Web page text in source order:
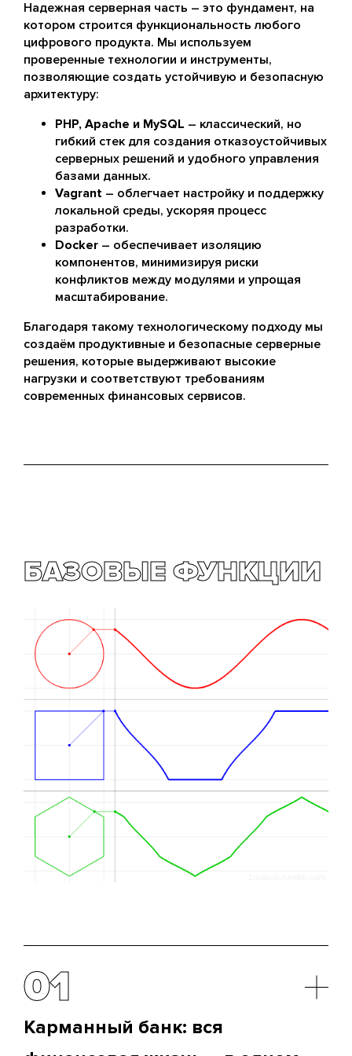
Надежная серверная часть – это фундамент, на
котором строится функциональность любого
цифрового продукта. Мы используем
проверенные технологии и инструменты,
позволяющие создать устойчивую и безопасную
архитектуру:
PHP, Apache и MySQL – классический, но
гибкий стек для создания отказоустойчивых
серверных решений и удобного управления
базами данных.
Vagrant – облегчает настройку и поддержку
локальной среды, ускоряя процесс
разработки.
Docker – обеспечивает изоляцию
компонентов, минимизируя риски
конфликтов между модулями и упрощая
масштабирование.
Благодаря такому технологическому подходу мы
создаём продуктивные и безопасные серверные
решения, которые выдерживают высокие
нагрузки и соответствуют требованиям
современных финансовых сервисов.
БАЗОВЫЕ ФУНКЦИИ
01
Карманный банк: вся